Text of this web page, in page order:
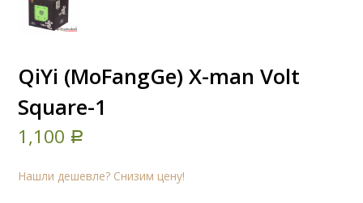
QiYi (MoFangGe) X-man Volt
Square-1
1,100 Р
Нашли дешевле? Снизим цену!